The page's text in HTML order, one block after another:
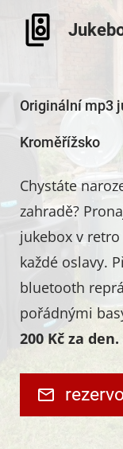
Originální mp3
Kroměřížsko
Chystáte
zahradě?
jukebox v
každé oslavy.
bluetooth
pořádnými
200 Kč za den.